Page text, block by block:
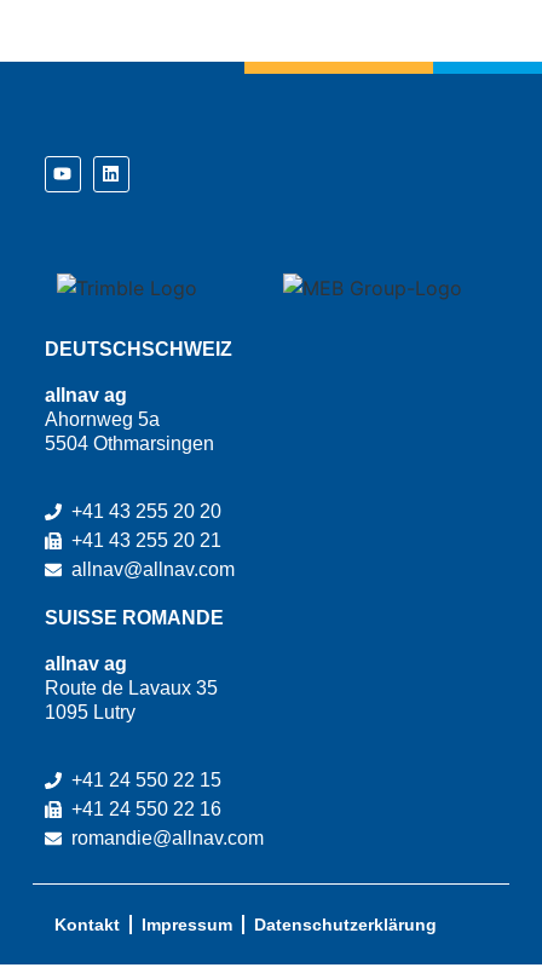
DEUTSCHSCHWEIZ
allnav ag
Ahornweg 5a
5504 Othmarsingen
+41 43 255 20 20
+41 43 255 20 21
allnav@allnav.com
SUISSE ROMANDE
allnav ag
Route de Lavaux 35
1095 Lutry
+41 24 550 22 15
+41 24 550 22 16
romandie@allnav.com
Kontakt Impressum Datenschutzerklärung